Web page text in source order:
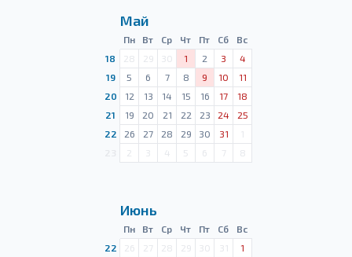
Май
Пн Вт Ср Чт Пт Сб
Вс
18
28 29 30 1 2 3
4
19
5 6 7 8 9 10
11
20
12 13 14 15 16 17
18
21
19 20 21 22 23 24
25
22
26 27 28 29 30 31
1
2 3 4 5 6 7 8
Июнь
Пн Вт Ср Чт Пт Сб
Вс
22
26 27 28 29 30 31
1